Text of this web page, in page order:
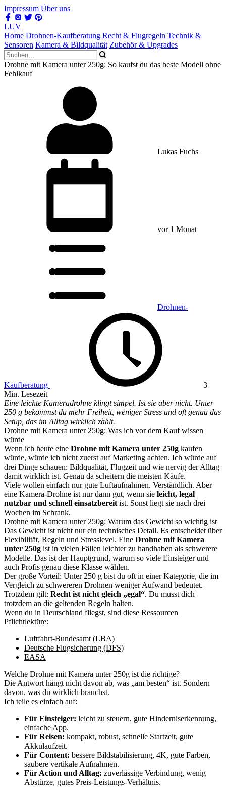
Impressum Über uns
LUV
Home Drohnen-Kaufberatung Recht & Flugregeln Technik &
Sensoren Kamera & Bildqualität Zubehör & Upgrades
Drohne mit Kamera unter 250g: So kaufst du das beste Modell ohne
Fehlkauf
Lukas Fuchs
vor 1 Monat
Drohnen-
Kaufberatung
3
Min. Lesezeit
Eine leichte Kameradrohne klingt simpel. Ist sie aber nicht. Unter
250 g bekommst du mehr Freiheit, weniger Stress und oft genau das
Setup, das im Alltag wirklich zählt.
Drohne mit Kamera unter 250g: Was ich vor dem Kauf wissen
würde
Wenn ich heute eine Drohne mit Kamera unter 250g kaufen
würde, würde ich nicht zuerst auf Marketing achten. Ich würde auf
drei Dinge schauen: Bildqualität, Flugzeit und wie nervig der Alltag
damit wirklich ist. Genau da scheitern die meisten Käufe.
Viele wollen einfach nur gute Luftaufnahmen. Verständlich. Aber
eine Kamera-Drohne ist nur dann gut, wenn sie leicht, legal
nutzbar und schnell einsatzbereit ist. Sonst liegt sie nach drei
Wochen im Schrank.
Drohne mit Kamera unter 250g: Warum das Gewicht so wichtig ist
Das Gewicht ist nicht nur ein technisches Detail. Es entscheidet über
Flexibilität, Regeln und Stresslevel. Eine Drohne mit Kamera
unter 250g ist in vielen Fällen leichter zu handhaben als schwerere
Modelle. Das ist der Hauptgrund, warum so viele Einsteiger und
auch Profis genau diese Klasse wählen.
Der große Vorteil: Unter 250 g bist du oft in einer Kategorie, die im
Vergleich zu schwereren Drohnen weniger Aufwand bedeutet.
Trotzdem gilt: Recht ist nicht gleich „egal“. Du musst dich
trotzdem an die geltenden Regeln halten.
Wenn du in Deutschland fliegst, sind diese Ressourcen
Pflichtlektüre:
Luftfahrt-Bundesamt (LBA)
Deutsche Flugsicherung (DFS)
EASA
Welche Drohne mit Kamera unter 250g ist die richtige?
Die Antwort hängt nicht davon ab, was „am besten“ ist. Sondern
davon, was du wirklich brauchst.
Ich teile es einfach auf:
Für Einsteiger: leicht zu steuern, gute Hinderniserkennung,
einfache App.
Für Reisen: kompakt, robust, schnelle Startzeit, gute
Akkulaufzeit.
Für Content: bessere Bildstabilisierung, 4K, gute Farben,
saubere vertikale Aufnahmen.
Für Action und Alltag: zuverlässige Verbindung, wenig
Abstürze, gutes Preis-Leistungs-Verhältnis.